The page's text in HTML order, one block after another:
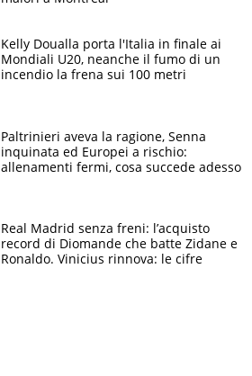
Kelly Doualla porta l'Italia in finale ai
Mondiali U20, neanche il fumo di un
incendio la frena sui 100 metri
Paltrinieri aveva la ragione, Senna
inquinata ed Europei a rischio:
allenamenti fermi, cosa succede adesso
Real Madrid senza freni: l’acquisto
record di Diomande che batte Zidane e
Ronaldo. Vinicius rinnova: le cifre